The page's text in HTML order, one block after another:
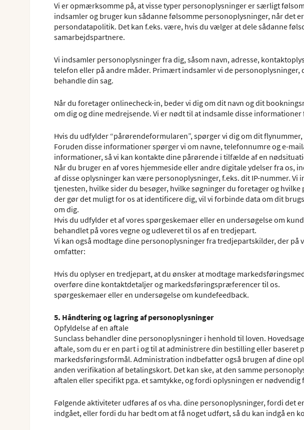
Vi er opmærksomme på, at visse typer personoplysninger er særligt
indsamler og bruger kun sådanne følsomme personoplysninger, når det
persondatapolitik. Det kan f.eks. være, hvis du vælger at dele sådanne
samarbejdspartnere.
Vi indsamler personoplysninger fra dig, såsom navn, adresse,
telefon eller på andre måder. Primært indsamler vi de
behandle din sag.
Når du foretager onlinecheck-in, beder vi dig om dit navn og dit
om dig og dine medrejsende. Vi er nødt til at indsamle disse
Hvis du udfylder “pårørendeformularen”, spørger vi dig om dit
Foruden disse informationer spørger vi om navne, telefonnumre og e-
informationer, så vi kan kontakte dine pårørende i tilfælde af en
Når du bruger en af vores hjemmeside eller andre digitale ydelser fra os,
af disse oplysninger kan være personoplysninger, f.eks. dit IP-nummer.
tjenesten, hvilke sider du besøger, hvilke søgninger du foretager og
der gør det muligt for os at identificere dig, vil vi forbinde data om dit
om dig.
Hvis du udfylder et af vores spørgeskemaer eller en undersøgelse om
behandlet på vores vegne og udleveret til os af en tredjepart.
Vi kan også modtage dine personoplysninger fra tredjepartskilder, der på
omfatter:
Hvis du oplyser en tredjepart, at du ønsker at modtage
overføre dine kontaktdetaljer og markedsføringspræferencer til os.
spørgeskemaer eller en undersøgelse om kundefeedback.
5. Håndtering og lagring af personoplysninger
Opfyldelse af en aftale
Sunclass behandler dine personoplysninger i henhold til loven.
aftale, som du er en part i og til at administrere din bestilling eller baseret
markedsføringsformål. Administration indbefatter også brugen af dine
anden verifikation af betalingskort. Det kan ske, at den samme
aftalen eller specifikt pga. et samtykke, og fordi oplysningen er
Følgende aktiviteter udføres af os vha. dine personoplysninger, fordi det
indgået, eller fordi du har bedt om at få noget udført, så du kan indgå en